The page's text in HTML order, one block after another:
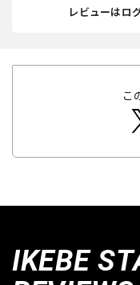
レビューはロ
こ
IKEBE